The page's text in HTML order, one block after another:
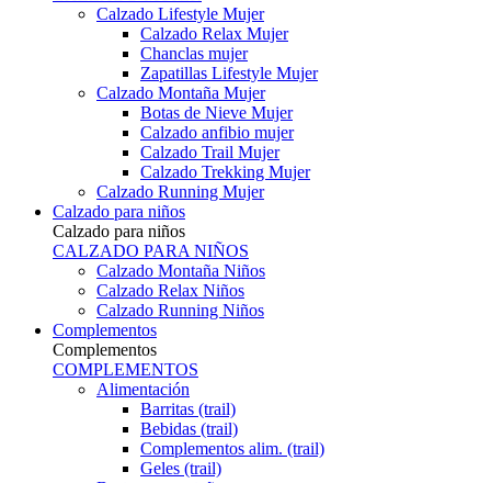
Calzado Lifestyle Mujer
Calzado Relax Mujer
Chanclas mujer
Zapatillas Lifestyle Mujer
Calzado Montaña Mujer
Botas de Nieve Mujer
Calzado anfibio mujer
Calzado Trail Mujer
Calzado Trekking Mujer
Calzado Running Mujer
Calzado para niños
Calzado para niños
CALZADO PARA NIÑOS
Calzado Montaña Niños
Calzado Relax Niños
Calzado Running Niños
Complementos
Complementos
COMPLEMENTOS
Alimentación
Barritas (trail)
Bebidas (trail)
Complementos alim. (trail)
Geles (trail)